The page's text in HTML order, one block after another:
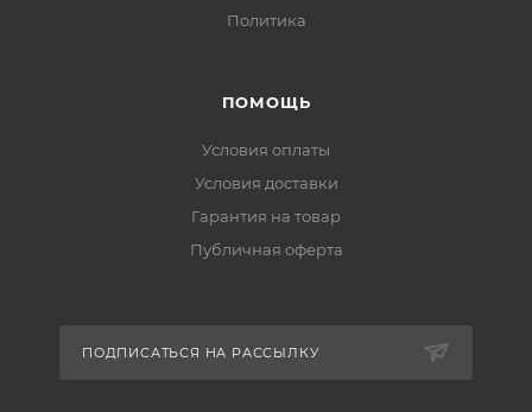
Политика
ПОМОЩЬ
Условия оплаты
Условия доставки
Гарантия на товар
Публичная оферта
ПОДПИСАТЬСЯ НА РАССЫЛКУ